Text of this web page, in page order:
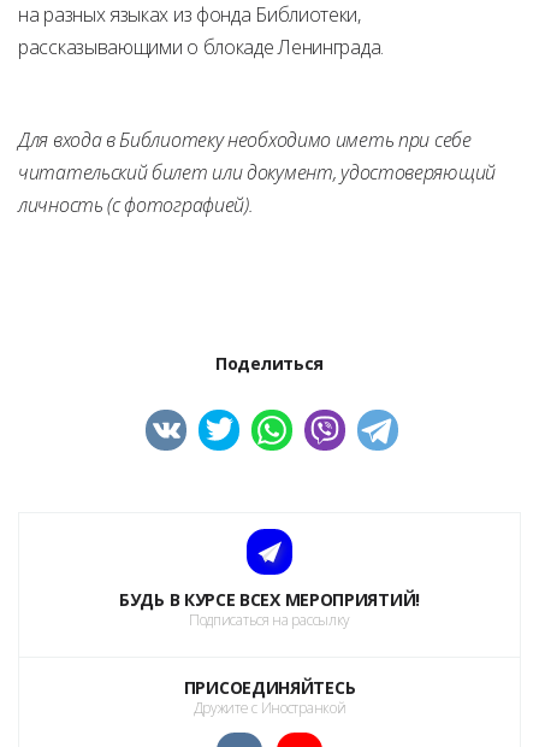
на разных языках из фонда Библиотеки,
рассказывающими о блокаде Ленинграда.
Для входа в Библиотеку необходимо иметь при себе
читательский билет или документ, удостоверяющий
личность (с фотографией).
Поделиться
БУДЬ В КУРСЕ ВСЕХ МЕРОПРИЯТИЙ!
Подписаться на рассылку
ПРИСОЕДИНЯЙТЕСЬ
Дружите с Иностранкой